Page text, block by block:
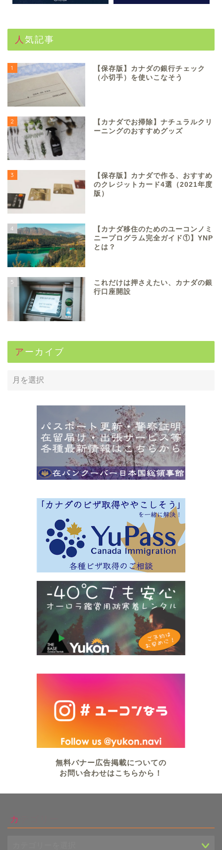
人気記事
1
【保存版】カナダの銀行チェック
（小切手）を使いこなそう
2
【カナダでお掃除】ナチュラルクリ
ーニングのおすすめグッズ
3
【保存版】カナダで作る、おすすめ
のクレジットカード4選（2021年度
版）
4
【カナダ移住のためのユーコンノミ
ニープログラム完全ガイド①】YNP
とは？
5
これだけは押さえたい、カナダの銀
行口座開設
アーカイブ
無料バナー広告掲載についての
お問い合わせはこちらから！